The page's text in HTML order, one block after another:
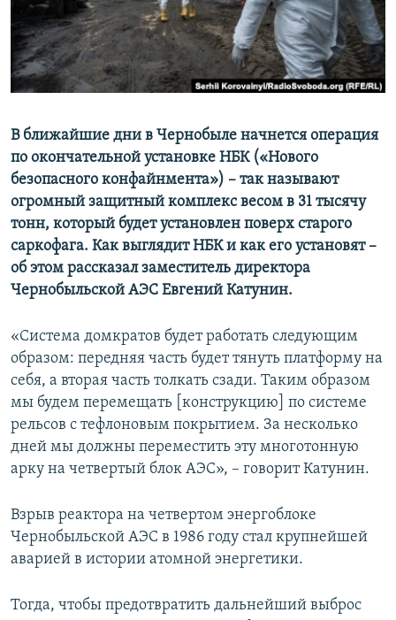
ПОБЕДИТЕЛЕЙ НЕ СУДЯТ?
КРЫМ.НЕПОКОРЕННЫЙ
ELIFBE
ПРИСОЕДИНЯЙТЕСЬ!
Все сайты RFE/RL
В ближайшие дни в Чернобыле начнется операция
по окончательной установке НБК («Нового
безопасного конфайнмента») – так называют
огромный защитный комплекс весом в 31 тысячу
тонн, который будет установлен поверх старого
саркофага. Как выглядит НБК и как его установят –
об этом рассказал заместитель директора
Чернобыльской АЭС Евгений Катунин.
«Система домкратов будет работать следующим
образом: передняя часть будет тянуть платформу на
себя, а вторая часть толкать сзади. Таким образом
мы будем перемещать [конструкцию] по системе
рельсов с тефлоновым покрытием. За несколько
дней мы должны переместить эту многотонную
арку на четвертый блок АЭС», – говорит Катунин.
Взрыв реактора на четвертом энергоблоке
Чернобыльской АЭС в 1986 году стал крупнейшей
аварией в истории атомной энергетики.
Тогда, чтобы предотвратить дальнейший выброс